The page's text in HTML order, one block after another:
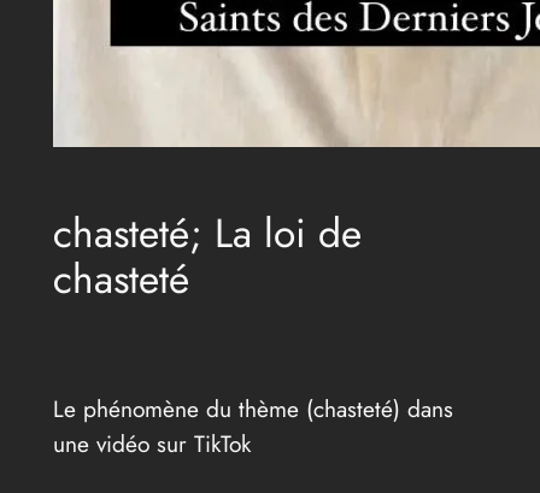
chasteté; La loi de
chasteté
Le phénomène du thème (chasteté) dans
une vidéo sur TikTok